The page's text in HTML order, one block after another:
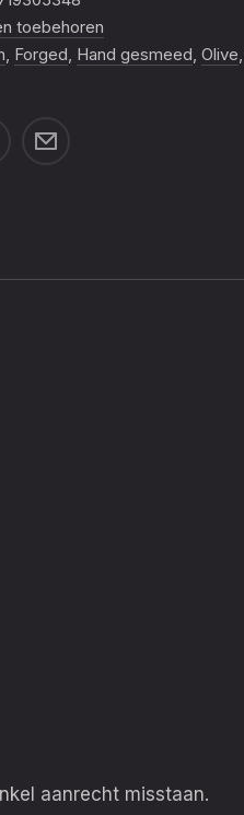
toebehoren
, Forged, Hand gesmeed, Olive,
aanrecht misstaan.